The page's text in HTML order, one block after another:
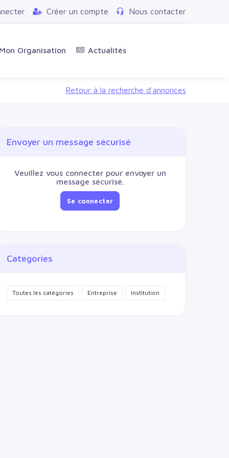
Créer un compte Nous contacter
Mon Organisation Actualités
Retour à la recherche d'annonces
Envoyer un message sécurisé
Veuillez vous connecter pour envoyer un
message sécurisé.
Se connecter
Catégories
Toutes les catégories Entreprise Institution